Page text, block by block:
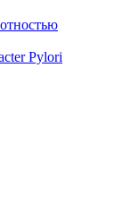
Pylori